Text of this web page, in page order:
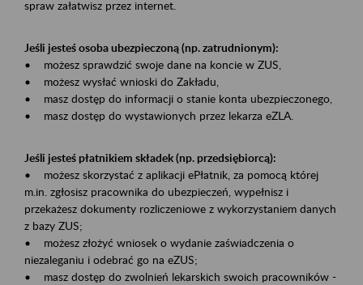
spraw załatwisz przez internet.
Jeśli jesteś osoba ubezpieczoną (np. zatrudnionym):
• możesz sprawdzić swoje dane na koncie w ZUS,
• możesz wysłać wnioski do Zakładu,
• masz dostęp do informacji o stanie konta ubezpieczonego,
• masz dostęp do wystawionych przez lekarza eZLA.
Jeśli jesteś płatnikiem składek (np. przedsiębiorcą):
• możesz skorzystać z aplikacji ePłatnik, za pomocą której
m.in. zgłosisz pracownika do ubezpieczeń, wypełnisz i
przekażesz dokumenty rozliczeniowe z wykorzystaniem danych
z bazy ZUS;
• możesz złożyć wniosek o wydanie zaświadczenia o
niezaleganiu i odebrać go na eZUS;
• masz dostęp do zwolnień lekarskich swoich pracowników -